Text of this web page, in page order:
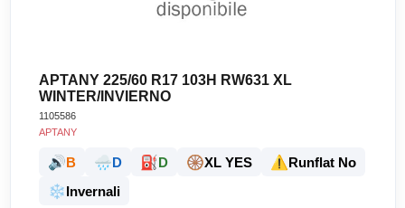
APTANY 225/60 R17 103H RW631 XL
WINTER/INVIERNO
1105586
APTANY
🔊B 🌧️D ⛽D 🛞XL YES ⚠️Runflat No
❄️Invernali